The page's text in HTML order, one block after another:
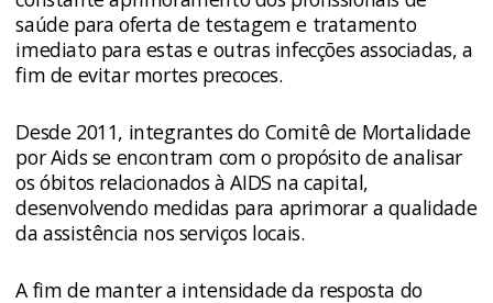
saúde para oferta de testagem e tratamento
imediato para estas e outras infecções associadas, a
fim de evitar mortes precoces.
Desde 2011, integrantes do Comitê de Mortalidade
por Aids se encontram com o propósito de analisar
os óbitos relacionados à AIDS na capital,
desenvolvendo medidas para aprimorar a qualidade
da assistência nos serviços locais.
A fim de manter a intensidade da resposta do